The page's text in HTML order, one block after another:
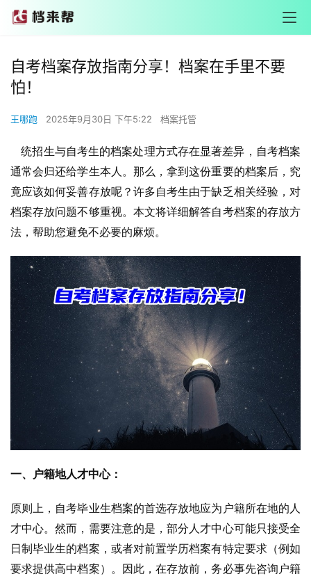
自考档案存放指南分享！档案在手里不要
怕！
王哪跑 2025年9月30日 下午5:22 档案托管
统招生与自考生的档案处理方式存在显著差异，自考档案
通常会归还给学生本人。那么，拿到这份重要的档案后，究
竟应该如何妥善存放呢？许多自考生由于缺乏相关经验，对
档案存放问题不够重视。本文将详细解答自考档案的存放方
法，帮助您避免不必要的麻烦。
一、户籍地人才中心：
原则上，自考毕业生档案的首选存放地应为户籍所在地的人
才中心。然而，需要注意的是，部分人才中心可能只接受全
日制毕业生的档案，或者对前置学历档案有特定要求（例如
要求提供高中档案）。因此，在存放前，务必事先咨询户籍